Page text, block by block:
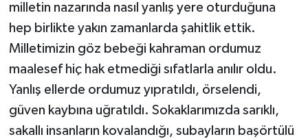
milletin nazarında nasıl yanlış yere oturduğuna
hep birlikte yakın zamanlarda şahitlik ettik.
Milletimizin göz bebeği kahraman ordumuz
maalesef hiç hak etmediği sıfatlarla anılır oldu.
Yanlış ellerde ordumuz yıpratıldı, örselendi,
güven kaybına uğratıldı. Sokaklarımızda sarıklı,
sakallı insanların kovalandığı, subayların başörtülü